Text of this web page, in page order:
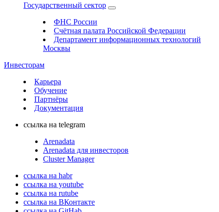
Государственный сектор
ФНС России
Счётная палата Российской Федерации
Департамент информационных технологий
Москвы
Инвесторам
Карьера
Обучение
Партнёры
Документация
ссылка на telegram
Arenadata
Arenadata для инвесторов
Cluster Manager
ссылка на habr
ссылка на youtube
ссылка на rutube
ссылка на ВКонтакте